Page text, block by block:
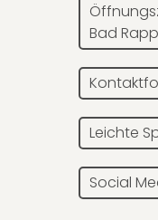
Bad
Leichte
Social